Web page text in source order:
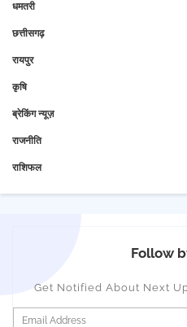
धमतरी
छत्तीसगढ़
रायपुर
कृषि
ब्रेकिंग न्यूज़
राजनीति
राशिफल
Follow
Get Notified About Next